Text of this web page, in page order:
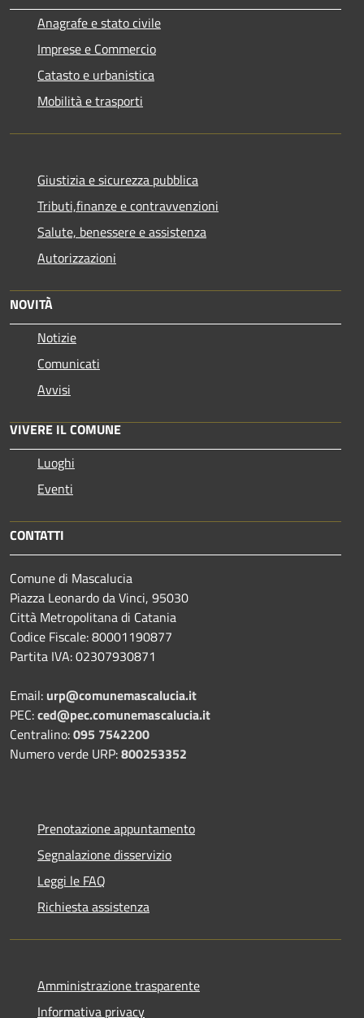
Anagrafe e stato civile
Imprese e Commercio
Catasto e urbanistica
Mobilità e trasporti
Giustizia e sicurezza pubblica
Tributi,finanze e contravvenzioni
Salute, benessere e assistenza
Autorizzazioni
NOVITÀ
Notizie
Comunicati
Avvisi
VIVERE IL COMUNE
Luoghi
Eventi
CONTATTI
Comune di Mascalucia
Piazza Leonardo da Vinci, 95030
Città Metropolitana di Catania
Codice Fiscale: 80001190877
Partita IVA: 02307930871
Email: urp@comunemascalucia.it
PEC:ced@pec.comunemascalucia.it
Centralino:095 7542200
Numero verde URP:800253352
Prenotazione appuntamento
Segnalazione disservizio
Leggi le FAQ
Richiesta assistenza
Amministrazione trasparente
Informativa privacy